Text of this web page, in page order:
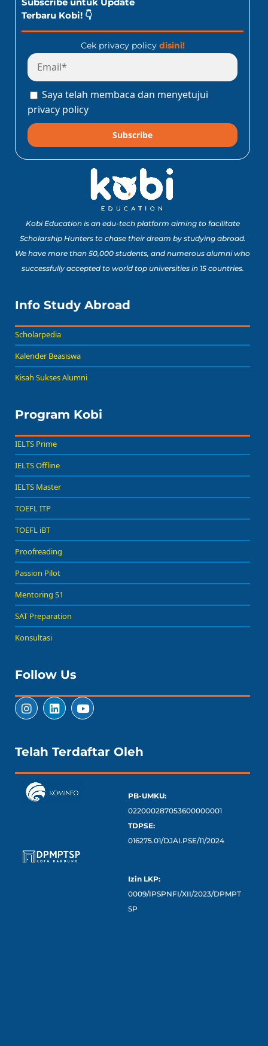
Terbaru Kobi! 👇
Cek privacy policy disini!
Saya telah membaca dan menyetujui
privacy policy
Subscribe
Kobi Education is an edu-tech platform aiming to facilitate
Scholarship Hunters to chase their dream by studying abroad.
We have more than 50,000 students, and numerous alumni who
successfully accepted to world top universities in 15 countries.
Info Study Abroad
Scholarpedia
Kalender Beasiswa
Kisah Sukses Alumni
Program Kobi
IELTS Prime
IELTS Offline
IELTS Master
TOEFL ITP
TOEFL iBT
Proofreading
Passion Pilot
Mentoring S1
SAT Preparation
Konsultasi
Follow Us
Telah Terdaftar Oleh
PB-UMKU:
022000287053600000001
TDPSE:
016275.01/DJAI.PSE/11/2024
Izin LKP:
0009/IPSPNFI/XII/2023/DPMPT
SP